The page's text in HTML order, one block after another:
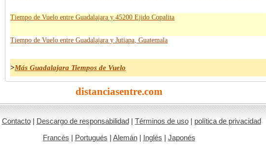
Tiempo de Vuelo entre Guadalajara y 45200 Ejido Copalita
Tiempo de Vuelo entre Guadalajara y Jutiapa, Guatemala
>Más Guadalajara Tiempos de Vuelo
distanciasentre.com
Contacto| Descargo de responsabilidad| Términos de uso| política de privacidad
Francés | Portugués | Alemán| Inglés | Japonés